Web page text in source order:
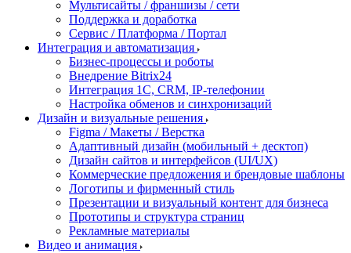
Мультисайты / франшизы / сети
Поддержка и доработка
Сервис / Платформа / Портал
Интеграция и автоматизация
Бизнес-процессы и роботы
Внедрение Bitrix24
Интеграция 1С, CRM, IP-телефонии
Настройка обменов и синхронизаций
Дизайн и визуальные решения
Figma / Макеты / Верстка
Адаптивный дизайн (мобильный + десктоп)
Дизайн сайтов и интерфейсов (UI/UX)
Коммерческие предложения и брендовые шаблоны
Логотипы и фирменный стиль
Презентации и визуальный контент для бизнеса
Прототипы и структура страниц
Рекламные материалы
Видео и анимация